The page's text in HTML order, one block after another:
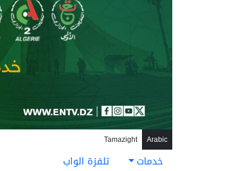
Arabic
Tamazight
خدمات تلفزة الواب